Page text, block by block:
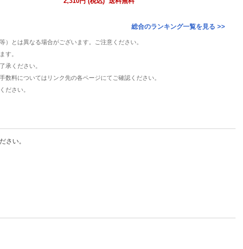
総合のランキング一覧を見る >>
とは異なる場合がございます。ご注意ください。
す。
承ください。
料についてはリンク先の各ページにてご確認ください。
ださい。
さい。